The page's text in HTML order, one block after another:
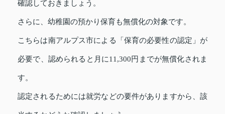
確認しておきましょう。
さらに、幼稚園の預かり保育も無償化の対象です。
こちらは南アルプス市による「保育の必要性の認定」が
必要で、認められると月に11,300円までが無償化されま
す。
認定されるためには就労などの要件がありますから、該